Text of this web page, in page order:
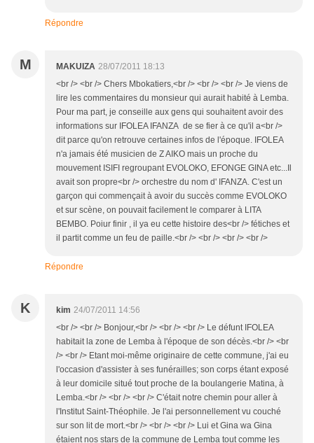
Répondre
M MAKUIZA 28/07/2011 18:13
<br /> <br /> Chers Mbokatiers,<br /> <br /> <br /> Je viens de
lire les commentaires du monsieur qui aurait habité à Lemba.
Pour ma part, je conseille aux gens qui souhaitent avoir des
informations sur IFOLEA IFANZA de se fier à ce qu'il a<br />
dit parce qu'on retrouve certaines infos de l'époque. IFOLEA
n'a jamais été musicien de Z AIKO mais un proche du
mouvement ISIFI regroupant EVOLOKO, EFONGE GINA etc...Il
avait son propre<br /> orchestre du nom d' IFANZA. C'est un
garçon qui commençait à avoir du succès comme EVOLOKO
et sur scène, on pouvait facilement le comparer à LITA
BEMBO. Poiur finir , il ya eu cette histoire des<br /> fétiches et
il partit comme un feu de paille.<br /> <br /> <br /> <br />
Répondre
K kim 24/07/2011 14:56
<br /> <br /> Bonjour,<br /> <br /> <br /> Le défunt IFOLEA
habitait la zone de Lemba à l'époque de son décès.<br /> <br
/> <br /> Etant moi-même originaire de cette commune, j'ai eu
l'occasion d'assister à ses funérailles; son corps étant exposé
à leur domicile situé tout proche de la boulangerie Matina, à
Lemba.<br /> <br /> <br /> C'était notre chemin pour aller à
l'Institut Saint-Théophile. Je l'ai personnellement vu couché
sur son lit de mort.<br /> <br /> <br /> Lui et Gina wa Gina
étaient nos stars de la commune de Lemba tout comme les